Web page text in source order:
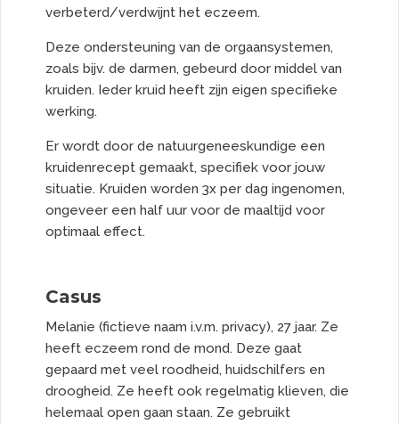
verbeterd/verdwijnt het eczeem.
Deze ondersteuning van de orgaansystemen,
zoals bijv. de darmen, gebeurd door middel van
kruiden. Ieder kruid heeft zijn eigen specifieke
werking.
Er wordt door de natuurgeneeskundige een
kruidenrecept gemaakt, specifiek voor jouw
situatie. Kruiden worden 3x per dag ingenomen,
ongeveer een half uur voor de maaltijd voor
optimaal effect.
Casus
Melanie (fictieve naam i.v.m. privacy), 27 jaar. Ze
heeft eczeem rond de mond. Deze gaat
gepaard met veel roodheid, huidschilfers en
droogheid. Ze heeft ook regelmatig klieven, die
helemaal open gaan staan. Ze gebruikt